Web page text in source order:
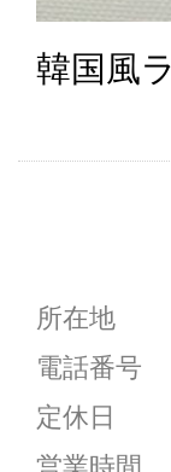
韓国風
所在地
電話番号
定休日